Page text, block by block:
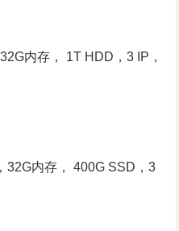
内存， 1T HDD，3 IP，
32G内存， 400G SSD，3